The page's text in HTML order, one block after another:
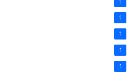
1
1
1
1